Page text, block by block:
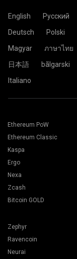
English Русский
Deutsch
Polski
Magyar
ภาษาไทย
日本語
bãlgarski
Italiano
Ethereum PoW
Ethereum Classic
Kaspa
Ergo
Nexa
Zcash
Bitcoin GOLD
Zephyr
Ravencoin
Neurai